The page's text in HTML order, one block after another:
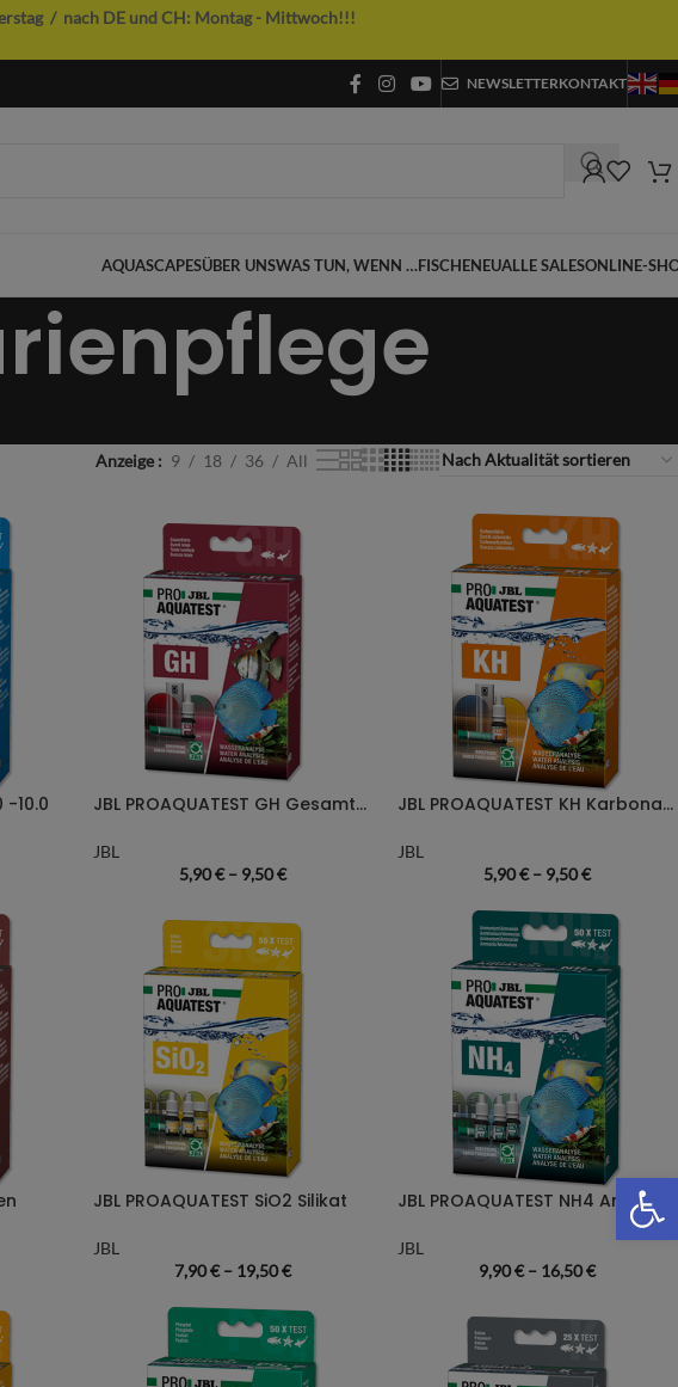
/ nach DE und CH: Montag - Mittwoch!!!
NEWSLETTERKONTAKT
AQUASCAPESÜBER UNSWAS TUN, WENN …FISCHENEUALLE SALESONLINE-
Anzeige 9 18 36 All
-10.0 JBL PROAQUATEST GH Gesamthärte
JBL
5,90€– 9,50€
JBL PROAQUATEST KH Karbonathärte
JBL
5,90€– 9,50€
JBL PROAQUATEST SiO2 Silikat
JBL
7,90€– 19,50€
JBL
9,90€– 16,50€